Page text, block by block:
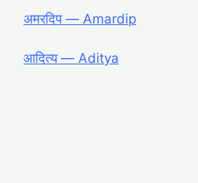
अमरदिप ― Amardip
आदित्य ― Aditya